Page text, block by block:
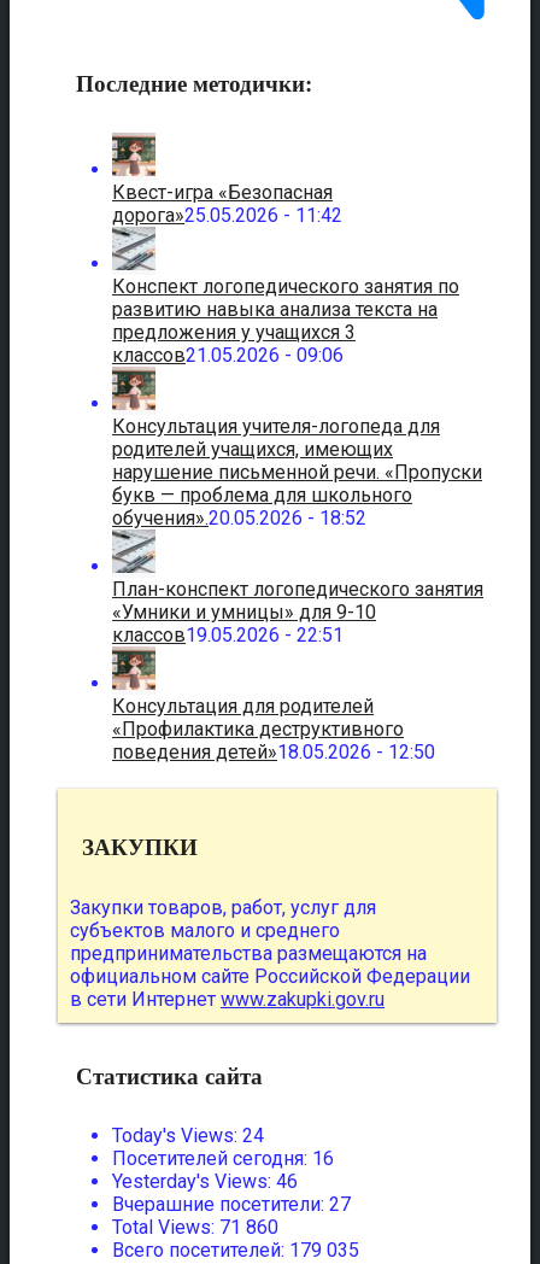
Последние методички:
Квест-игра «Безопасная
дорога»25.05.2026 - 11:42
Конспект логопедического занятия по
развитию навыка анализа текста на
предложения у учащихся 3
классов21.05.2026 - 09:06
Консультация учителя-логопеда для
родителей учащихся, имеющих
нарушение письменной речи. «Пропуски
букв — проблема для школьного
обучения».20.05.2026 - 18:52
План-конспект логопедического занятия
«Умники и умницы» для 9-10
классов19.05.2026 - 22:51
Консультация для родителей
«Профилактика деструктивного
поведения детей»18.05.2026 - 12:50
ЗАКУПКИ
Закупки товаров, работ, услуг для
субъектов малого и среднего
предпринимательства размещаются на
официальном сайте Российской Федерации
в сети Интернет www.zakupki.gov.ru
Статистика сайта
Today's Views: 24
Посетителей сегодня: 16
Yesterday's Views: 46
Вчерашние посетители: 27
Total Views: 71 860
Всего посетителей: 179 035